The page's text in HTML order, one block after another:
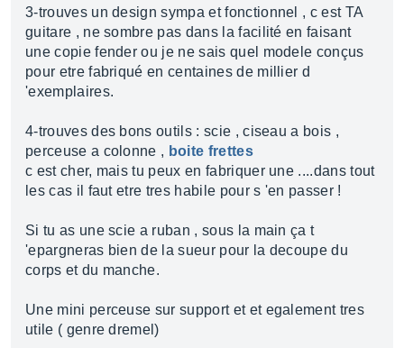
3-trouves un design sympa et fonctionnel , c est TA
guitare , ne sombre pas dans la facilité en faisant
une copie fender ou je ne sais quel modele conçus
pour etre fabriqué en centaines de millier d
'exemplaires.
4-trouves des bons outils : scie , ciseau a bois ,
perceuse a colonne , boite frettes
c est cher, mais tu peux en fabriquer une ....dans tout
les cas il faut etre tres habile pour s 'en passer !
Si tu as une scie a ruban , sous la main ça t
'epargneras bien de la sueur pour la decoupe du
corps et du manche.
Une mini perceuse sur support et et egalement tres
utile ( genre dremel)